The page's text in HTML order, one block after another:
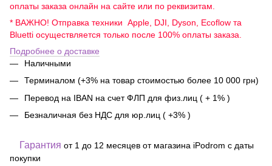
оплаты заказа онлайн на сайте или по реквизитам.
* ВАЖНО! Отправка техники Apple, DJI, Dyson, Ecoflow та
Bluetti осуществляется только после 100% оплаты заказа.
Подробнее о доставке
Наличными
Терминалом (+3% на товар стоимостью более 10 000 грн)
Перевод на IBAN на счет ФЛП для физ.лиц ( + 1% )
Безналичная без НДС для юр.лиц ( +3% )
Гарантия от 1 до 12 месяцев от магазина iPodrom с даты
покупки